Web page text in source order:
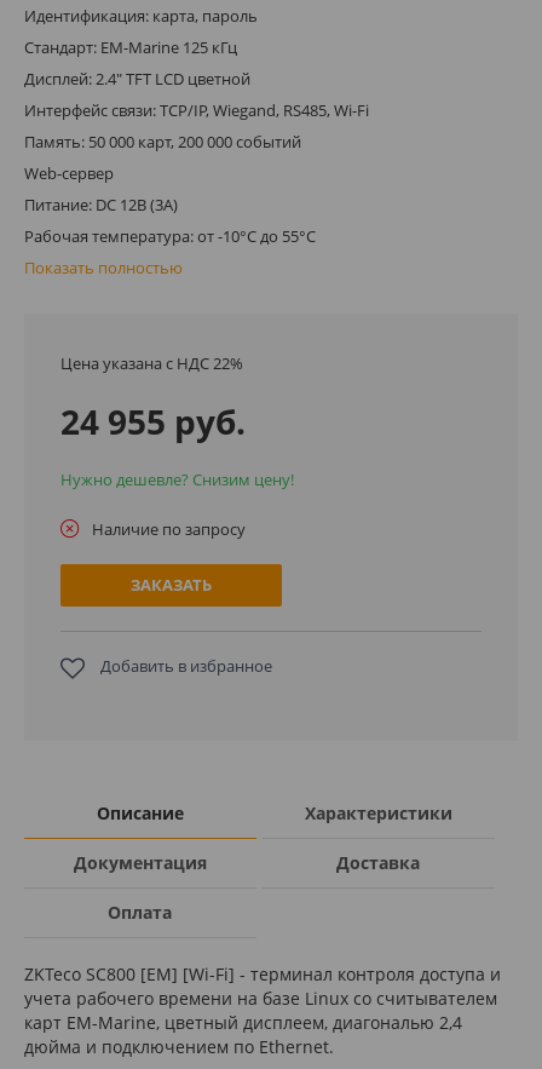
Идентификация: карта, пароль
Стандарт: EM-Marine 125 кГц
Дисплей: 2.4" TFT LCD цветной
Интерфейс связи: TCP/IP, Wiegand, RS485, Wi-Fi
Память: 50 000 карт, 200 000 событий
Web-сервер
Питание: DC 12В (3A)
Рабочая температура: от -10°C до 55°C
Показать полностью
Цена указана с НДС 22%
24 955 руб.
Нужно дешевле? Снизим цену!
Наличие по запросу
ЗАКАЗАТЬ
Добавить в избранное
Описание Характеристики
Документация Доставка
Оплата
ZKTeco SC800 [EM] [Wi-Fi] - терминал контроля доступа и
учета рабочего времени на базе Linux со считывателем
карт EM-Marine, цветный дисплеем, диагональю 2,4
дюйма и подключением по Ethernet.